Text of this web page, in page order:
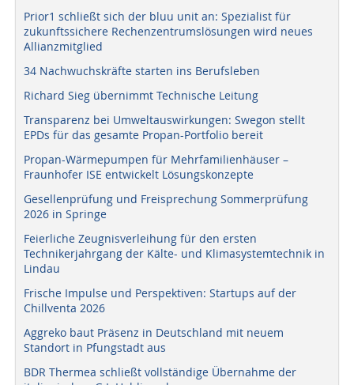
Prior1 schließt sich der bluu unit an: Spezialist für
zukunftssichere Rechenzentrumslösungen wird neues
Allianzmitglied
34 Nachwuchskräfte starten ins Berufsleben
Richard Sieg übernimmt Technische Leitung
Transparenz bei Umweltauswirkungen: Swegon stellt
EPDs für das gesamte Propan-Portfolio bereit
Propan-Wärmepumpen für Mehrfamilienhäuser –
Fraunhofer ISE entwickelt Lösungskonzepte
Gesellenprüfung und Freisprechung Sommerprüfung
2026 in Springe
Feierliche Zeugnisverleihung für den ersten
Technikerjahrgang der Kälte- und Klimasystemtechnik in
Lindau
Frische Impulse und Perspektiven: Startups auf der
Chillventa 2026
Aggreko baut Präsenz in Deutschland mit neuem
Standort in Pfungstadt aus
BDR Thermea schließt vollständige Übernahme der